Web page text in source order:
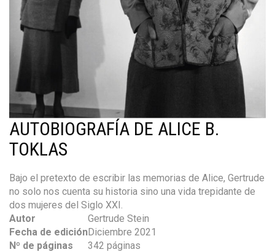
AUTOBIOGRAFÍA DE ALICE B.
TOKLAS
Bajo el pretexto de escribir las memorias de Alice, Gertrude
no solo nos cuenta su historia sino una vida trepidante de
dos mujeres del Siglo XXI.
Autor
Gertrude Stein
Fecha de ediciónDiciembre 2021
Nº de páginas
342 páginas